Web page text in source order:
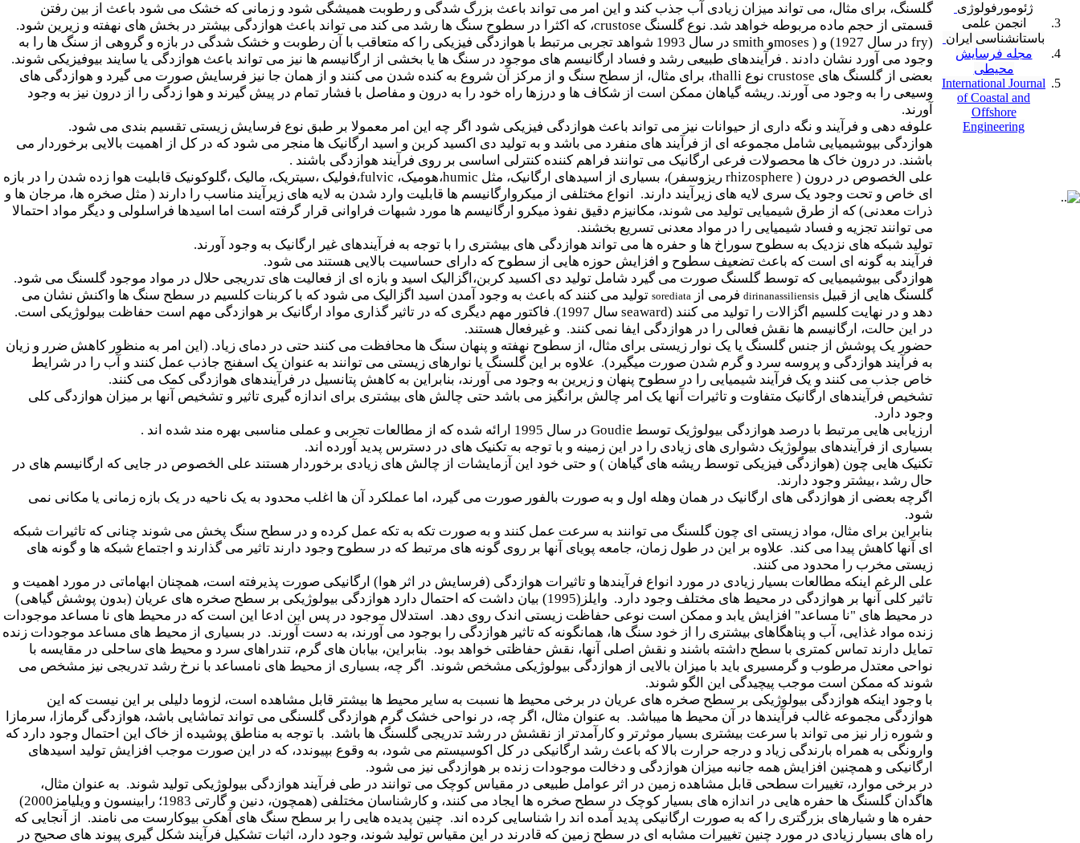
ژئومورفولوژی
انجمن علمی
باستانشناسی ایران
مجله فرسایش
محیطی
International Journal
of Coastal and
Offshore
Engineering
گلسنگ، برای مثال، می تواند میزان زیادی آب جذب کند و این امر می تواند باعث بزرگ شدگی و رطوبت همیشگی شود و زمانی که خشک می شود باعث از بین رفتن
قسمتی از حجم ماده مربوطه خواهد شد. نوع گلسنگ crustose، که اکثرا در سطوح سنگ ها رشد می کند می تواند باعث هوازدگی بیشتر در بخش های نهفته و زیرین شود.
(
fry در سال 1927) و ( mosesو smith
در سال 1993 شواهد تجربی مرتبط با هوازدگی فیزیکی را که متعاقب با آن رطوبت و خشک شدگی در بازه و گروهی از سنگ ها را به
وجود می آورد نشان دادند . فرآیندهای طبیعی رشد و فساد ارگانیسم های موجود در سنگ ها یا بخشی از ارگانیسم ها نیز می تواند باعث هوازدگی یا سایند بیوفیزیکی شوند.
بعضی از گلسنگ های crustose نوع thalli، برای مثال، از سطح سنگ و از مرکز آن شروع به کنده شدن می کنند و از همان جا نیز فرسایش صورت می گیرد و هوازدگی های
وسیعی را به وجود می آورند. ریشه گیاهان ممکن است از شکاف ها و درزها راه خود را به درون و مفاصل با فشار تمام در پیش گیرند و هوا زدگی را از درون نیز به وجود
آورند.
علوفه دهی و فرآیند و نگه داری از حیوانات نیز می تواند باعث هوازدگی فیزیکی شود اگر چه این امر معمولا بر طبق نوع فرسایش زیستی تقسیم بندی می شود.
هوازدگی بیوشیمیایی شامل مجموعه ای از فرآیند های منفرد می باشد و به تولید دی اکسید کربن و اسید ارگانیک ها منجر می شود که در کل از اهمیت بالایی برخوردار می
باشند. در درون خاک ها محصولات فرعی ارگانیک می توانند فراهم کننده کنترلی اساسی بر روی فرآیند هوازدگی باشند .
علی الخصوص در درون ( rhizosphere ریزوسفر)، بسیاری از اسیدهای ارگانیک، مثل humic،هومیک، fulvic،فولیک ،سیتریک، مالیک ،گلوکونیک قابلیت هوا زده شدن را در بازه
ای خاص و تحت وجود یک سری لایه های زیرآیند دارند. انواع مختلفی از میکروارگانیسم ها قابلیت وارد شدن به لایه های زیرآیند مناسب را دارند ( مثل صخره ها، مرجان ها و
ذرات معدنی) که از طرق شیمیایی تولید می شوند، مکانیزم دقیق نفوذ میکرو ارگانیسم ها مورد شبهات فراوانی قرار گرفته است اما اسیدها فراسلولی و دیگر مواد احتمالا
می توانند تجزیه و فساد شیمیایی را در مواد معدنی تسریع بخشند.
تولید شبکه های نزدیک به سطوح سوراخ ها و حفره ها می تواند هوازدگی های بیشتری را با توجه به فرآیندهای غیر ارگانیک به وجود آورند.
فرآیند به گونه ای است که باعث تضعیف سطوح و افزایش حوزه هایی از سطوح که دارای حساسیت بالایی هستند می شود.
هوازدگی بیوشیمیایی که توسط گلسنگ صورت می گیرد شامل تولید دی اکسید کربن،اگزالیک اسید و بازه ای از فعالیت های تدریجی حلال در مواد موجود گلسنگ می شود.
گلسنگ هایی از قبیل dirinanassiliensis فرمی از sorediata تولید می کنند که باعث به وجود آمدن اسید اگزالیک می شود که با کربنات کلسیم در سطح سنگ ها واکنش نشان می
دهد و در نهایت کلسیم اگزالات را تولید می کنند (seaward
سال 1997). فاکتور مهم دیگری که در تاثیر گذاری مواد ارگانیک بر هوازدگی مهم است حفاظت بیولوژیکی است.
در این حالت، ارگانیسم ها نقش فعالی را در هوازدگی ایفا نمی کنند. و غیرفعال هستند.
حضور یک پوشش از جنس گلسنگ یا یک نوار زیستی برای مثال، از سطوح نهفته و پنهان سنگ ها محافظت می کنند حتی در دمای زیاد. (این امر به منظور کاهش ضرر و زیان
به فرآیند هوازدگی و پروسه سرد و گرم شدن صورت میگیرد). علاوه بر این گلسنگ یا نوارهای زیستی می توانند به عنوان یک اسفنج جاذب عمل کنند و آب را در شرایط
خاص جذب می کنند و یک فرآیند شیمیایی را در سطوح پنهان و زیرین به وجود می آورند، بنابراین به کاهش پتانسیل در فرآیندهای هوازدگی کمک می کنند.
تشخیص فرآیندهای ارگانیک متفاوت و تاثیرات آنها یک امر چالش برانگیز می باشد حتی چالش های بیشتری برای اندازه گیری تاثیر و تشخیص آنها بر میزان هوازدگی کلی
وجود دارد.
ارزیابی هایی مرتبط با درصد هوازدگی بیولوژیک توسط Goudie در سال 1995 ارائه شده که از مطالعات تجربی و عملی مناسبی بهره مند شده اند .
بسیاری از فرآیندهای بیولوژیک دشواری های زیادی را در این زمینه و با توجه به تکنیک های در دسترس پدید آورده اند.
تکنیک هایی چون (هوازدگی فیزیکی توسط ریشه های گیاهان ) و حتی خود این آزمایشات از چالش های زیادی برخوردار هستند علی الخصوص در جایی که ارگانیسم های در
حال رشد ،بیشتر وجود دارند.
اگرچه بعضی از هوازدگی های ارگانیک در همان وهله اول و به صورت بالفور صورت می گیرد، اما عملکرد آن ها اغلب محدود به یک ناحیه در یک بازه زمانی یا مکانی نمی
شود.
بنابراین برای مثال، مواد زیستی ای چون گلسنگ می توانند به سرعت عمل کنند و به صورت تکه به تکه عمل کرده و در سطح سنگ پخش می شوند چنانی که تاثیرات شبکه
ای آنها کاهش پیدا می کند. علاوه بر این در طول زمان، جامعه پویای آنها بر روی گونه های مرتبط که در سطوح وجود دارند تاثیر می گذارند و اجتماع شبکه ها و گونه های
زیستی مخرب را محدود می کنند.
علی الرغم اینکه مطالعات بسیار زیادی در مورد انواع فرآیندها و تاثیرات هوازدگی (فرسایش در اثر هوا) ارگانیکی صورت پذیرفته است، همچنان ابهاماتی در مورد اهمیت و
تاثیر کلی آنها بر هوازدگی در محیط های مختلف وجود دارد. وایلز(1995) بیان داشت که احتمال دارد هوازدگی بیولوژیکی بر سطح صخره های عریان (بدون پوشش گیاهی)
در محیط های "نا مساعد" افزایش یابد و ممکن است نوعی حفاظت زیستی اندک روی دهد. استدلال موجود در پس این ادعا این است که در محیط های نا مساعد موجودات
زنده مواد غذایی، آب و پناهگاهای بیشتری را از خود سنگ ها، همانگونه که تاثیر هوازدگی را بوجود می آورند، به دست آورند. در بسیاری از محیط های مساعد موجودات زنده
تمایل دارند تماس کمتری با سطح داشته باشند و نقش اصلی آنها، نقش حفاظتی خواهد بود. بنابراین، بیابان های گرم، تندراهای سرد و محیط های ساحلی در مقایسه با
نواحی معتدل مرطوب و گرمسیری باید با میزان بالایی از هوازدگی بیولوژیکی مشخص شوند. اگر چه، بسیاری از محیط های نامساعد با نرخ رشد تدریجی نیز مشخص می
شوند که ممکن است موجب پیچیدگی این الگو شوند.
با وجود اینکه هوازدگی بیولوژیکی بر سطح صخره های عریان در برخی محیط ها نسبت به سایر محیط ها بیشتر قابل مشاهده است، لزوما دلیلی بر این نیست که این
هوازدگی مجموعه غالب فرآیندها در آن محیط ها میباشد. به عنوان مثال، اگر چه، در نواحی خشک گرم هوازدگی گلسنگی می تواند تماشایی باشد، هوازدگی گرمازا، سرمازا
و شوره زار نیز می تواند با سرعت بیشتری بسیار موثرتر و کارآمدتر از نقشش در رشد تدریجی گلسنگ ها باشد. با توجه به مناطق پوشیده از خاک این احتمال وجود دارد که
وارونگی به همراه بارندگی زیاد و درجه حرارت بالا که باعث رشد ارگانیکی در کل اکوسیستم می شود، به وقوع بپیوندد، که در این صورت موجب افزایش تولید اسیدهای
ارگانیکی و همچنین افزایش همه جانبه میزان هوازدگی و دخالت موجودات زنده بر هوازدگی نیز می شود.
در برخی موارد، تغییرات سطحی قابل مشاهده زمین در اثر عوامل طبیعی در مقیاس کوچک می توانند در طی فرآیند هوازدگی بیولوژیکی تولید شوند. به عنوان مثال،
هاگدان گلسنگ ها حفره هایی در اندازه های بسیار کوچک در سطح صخره ها ایجاد می کنند، و کارشناسان مختلفی (همچون، دنین و گارتی 1983؛ رابینسون و ویلیامز2000)
حفره ها و شیارهای بزرگتری را که به صورت ارگانیکی پدید آمده اند را شناسایی کرده اند. چنین پدیده هایی را بر سطح سنگ های آهکی بیوکارست می نامند. از آنجایی که
راه های بسیار زیادی در مورد چنین تغییرات مشابه ای در سطح زمین که قادرند در این مقیاس تولید شوند، وجود دارد، اثبات تشکیل فرآیند شکل گیری پیوند های صحیح در